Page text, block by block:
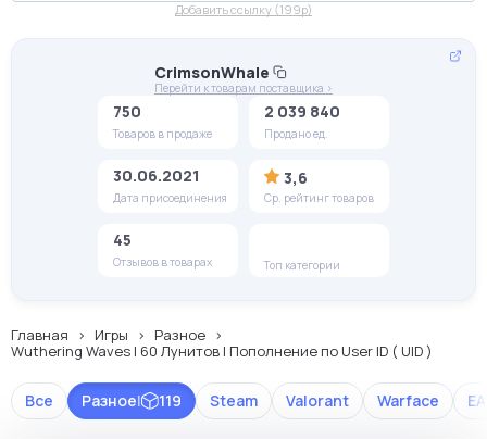
Добавить ссылку (199p)
CrimsonWhale
Перейти к товарам поставщика >
750
Товаров в продаже
2 039 840
Продано ед.
30.06.2021
Дата присоединения
3,6
Ср. рейтинг товаров
45
Отзывов в товарах Топ категории
Главная Игры
Разное
Wuthering Waves | 60 Лунитов | Пополнение по User ID ( UID )
Все Steam Valorant Warface EA
Разное| 119